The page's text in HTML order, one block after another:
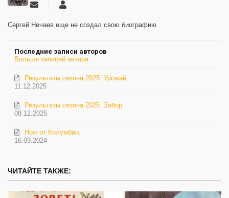
Подписаться
обновление
serg12
Сергей Нечаев еще не создал свою биографию
Последние записи авторов
Больше записей автора
11.12.2025
Результаты сезона 2025. Урожай.
08.12.2025
Результаты сезона 2025. Забор.
16.09.2024
Нож от Колумбии.
ЧИТАЙТЕ ТАКЖЕ: